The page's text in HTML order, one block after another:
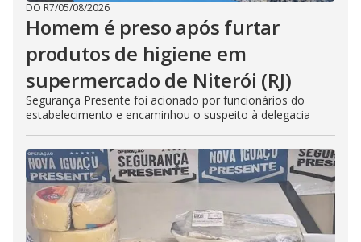
DO R7/05/08/2026
Homem é preso após furtar
produtos de higiene em
supermercado de Niterói (RJ)
Segurança Presente foi acionado por funcionários do
estabelecimento e encaminhou o suspeito à delegacia